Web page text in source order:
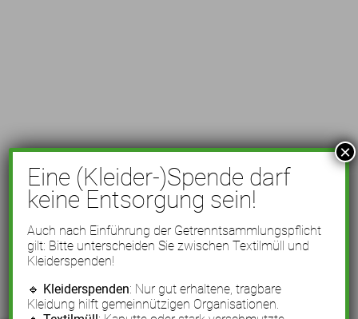
Eine (Kleider-)Spende darf
keine Entsorgung sein!
Auch nach Einführung der Getrenntsammlungspflicht
gilt: Bitte unterscheiden Sie zwischen Textilmüll und
Kleiderspenden!
🔹 Kleiderspenden: Nur gut erhaltene, tragbare
Kleidung hilft gemeinnützigen Organisationen.
×